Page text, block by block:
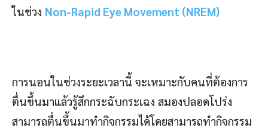
ในช่วง Non-Rapid Eye Movement (NREM)
การนอนในช่วงระยะเวลานี้ จะเหมาะกับคนที่ต้องการ
ตื่นขึ้นมาแล้วรู้สึกกระฉับกระเฉง สมองปลอดโปร่ง
สามารถตื่นขึ้นมาทำกิจกรรมได้โดยสามารถทำกิจกรรม